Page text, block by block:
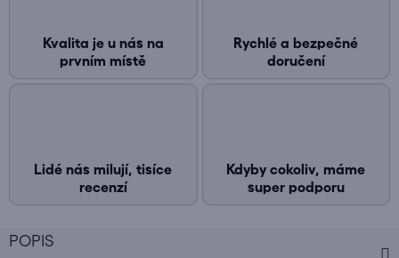
Kvalita je u nás na
prvním místě
Rychlé a bezpečné
doručení
Lidé nás milují, tisíce
recenzí
Kdyby cokoliv, máme
super podporu
POPIS